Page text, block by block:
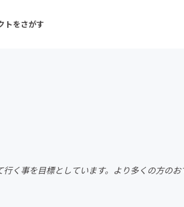
トをさがす
ード・飲食店
ファッ
く事を目標としています。より多くの方の